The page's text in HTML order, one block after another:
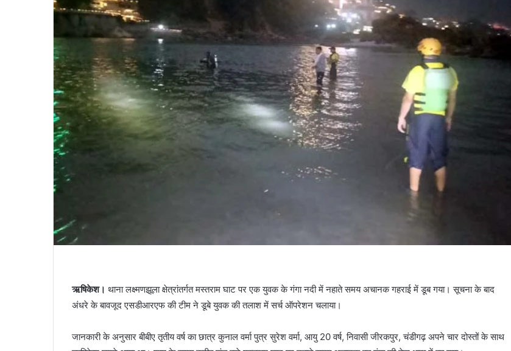
ऋषिकेश। थाना लक्ष्मणझूला क्षेत्रांतर्गत मस्तराम घाट पर एक युवक के गंगा नदी में नहाते समय अचानक गहराई में डूब गया। सूचना के बाद
अंधरे के बावजूद एसडीआरएफ की टीम ने डूबे युवक की तलाश में सर्च ऑपरेशन चलाया।
जानकारी के अनुसार बीबीए तृतीय वर्ष का छात्र कुनाल वर्मा पुत्र सुरेश वर्मा, आयु 20 वर्ष, निवासी जीरकपुर, चंडीगढ़ अपने चार दोस्तों के साथ